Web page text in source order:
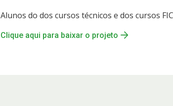
Alunos do dos cursos técnicos e dos cursos
Clique aqui para baixar o projeto